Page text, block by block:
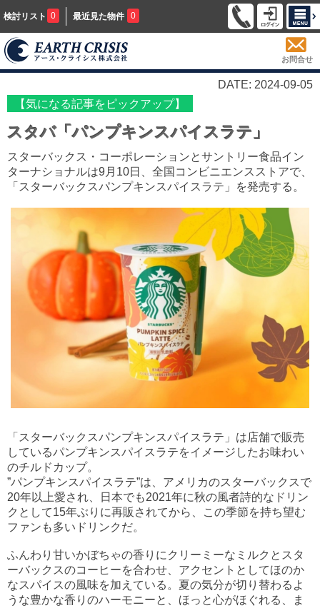
検討リスト 0 最近見た物件 0
お問合せ
DATE: 2024-09-05
【気になる記事をピックアップ】
スタバ「パンプキンスパイスラテ」
スターバックス・コーポレーションとサントリー食品イン
ターナショナルは9月10日、全国コンビニエンスストアで、
「スターバックスパンプキンスパイスラテ」を発売する。
「スターバックスパンプキンスパイスラテ」は店舗で販売
しているパンプキンスパイスラテをイメージしたお味わい
のチルドカップ。
”パンプキンスパイスラテ”は、アメリカのスターバックスで
20年以上愛され、日本でも2021年に秋の風者詩的なドリン
クとして15年ぶりに再販されてから、この季節を持ち望む
ファンも多いドリンクだ。
ふんわり甘いかぼちゃの香りにクリーミーなミルクとスタ
ーバックスのコーヒーを合わせ、アクセントとしてほのか
なスパイスの風味を加えている。夏の気分が切り替わるよ
うな豊かな香りのハーモニーと、ほっと心がほぐれる、ま